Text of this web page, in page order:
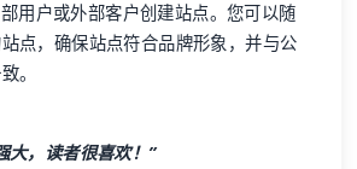
用户或外部客户创建站点。您可以随
点，确保站点符合品牌形象，并与公
。
大，读者很喜欢！”